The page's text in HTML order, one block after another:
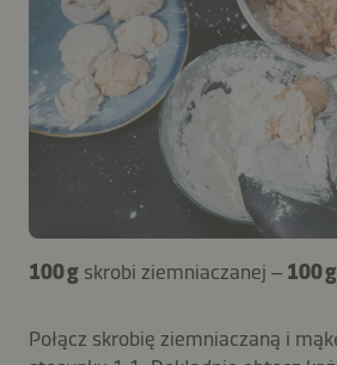
100 g skrobi ziemniaczanej – 100 g
Połącz skrobię ziemniaczaną i